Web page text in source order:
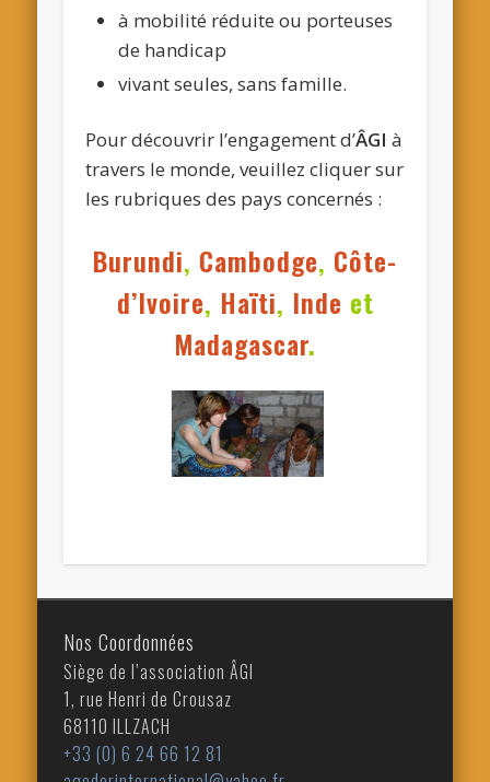
à mobilité réduite ou porteuses
de handicap
vivant seules, sans famille.
Pour découvrir l’engagement d’ÂGI à
travers le monde, veuillez cliquer sur
les rubriques des pays concernés :
Burundi, Cambodge, Côte-
d’Ivoire, Haïti, Inde et
Madagascar.
Nos Coordonnées
Siège de l’association ÂGI
1, rue Henri de Crousaz
68110 ILLZACH
+33 (0) 6 24 66 12 81